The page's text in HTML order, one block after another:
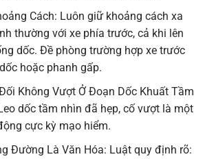
Cách: Luôn giữ khoảng cách xa
thường với xe phía trước, cả khi lên
dốc. Đề phòng trường hợp xe trước
hoặc phanh gấp.
Không Vượt Ở Đoạn Dốc Khuất Tầm
dốc tầm nhìn đã hẹp, cố vượt là một
cực kỳ mạo hiểm.
Đường Là Văn Hóa: Luật quy định rõ: